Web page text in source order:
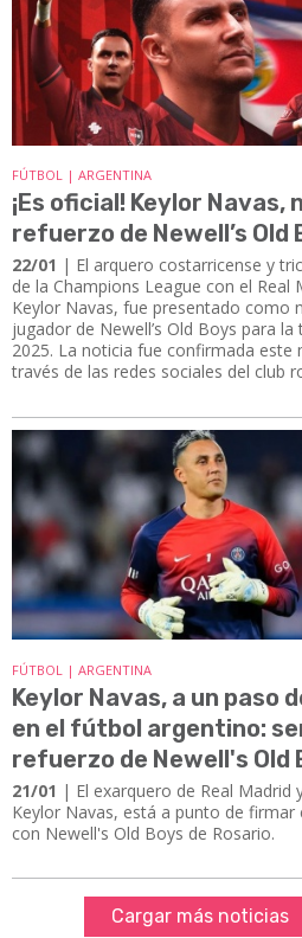
FÚTBOL | ARGENTINA
¡Es oficial! Keylor Navas,
refuerzo de Newell’s Old
22/01 | El arquero costarricense y
de la Champions League con el Real
Keylor Navas, fue presentado como
jugador de Newell’s Old Boys para
2025. La noticia fue confirmada este
través de las redes sociales del club
FÚTBOL | ARGENTINA
Keylor Navas, a un paso
en el fútbol argentino:
refuerzo de Newell's Old
21/01 | El exarquero de Real Madrid
Keylor Navas, está a punto de firmar
con Newell's Old Boys de Rosario.
Cargar más noticias